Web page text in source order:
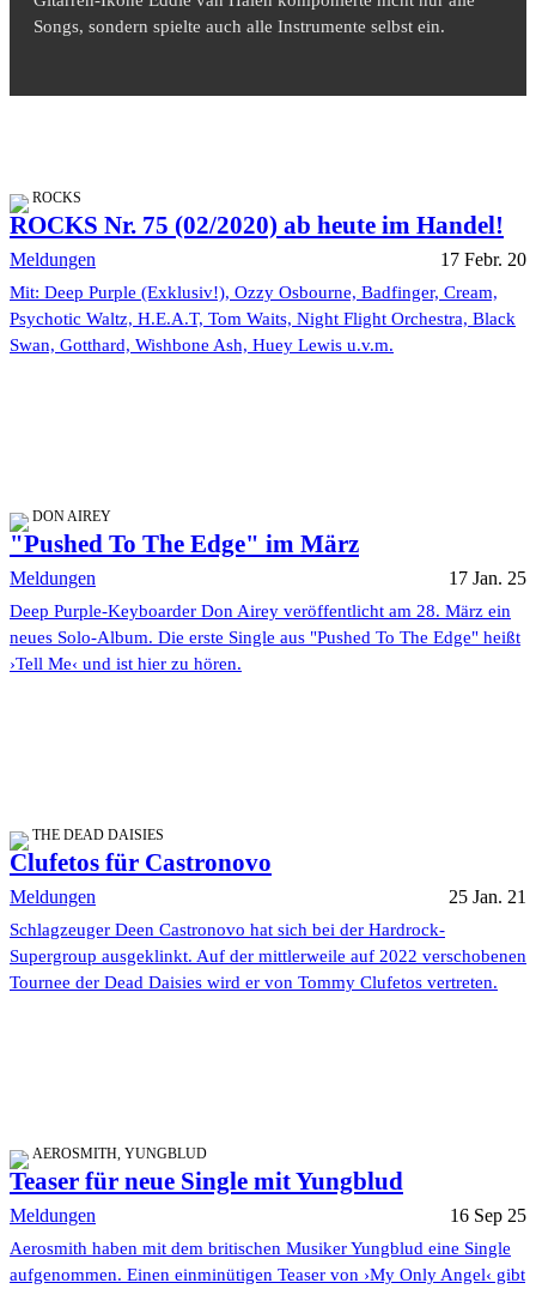
Songs, sondern spielte auch alle Instrumente selbst ein.
ROCKS
ROCKS Nr. 75 (02/2020) ab heute im Handel!
Meldungen 17 Febr. 20
Mit: Deep Purple (Exklusiv!), Ozzy Osbourne, Badfinger, Cream,
Psychotic Waltz, H.E.A.T, Tom Waits, Night Flight Orchestra, Black
Swan, Gotthard, Wishbone Ash, Huey Lewis u.v.m.
DON AIREY
"Pushed To The Edge" im März
Meldungen 17 Jan. 25
Deep Purple-Keyboarder Don Airey veröffentlicht am 28. März ein
neues Solo-Album. Die erste Single aus "Pushed To The Edge" heißt
›Tell Me‹ und ist hier zu hören.
THE DEAD DAISIES
Clufetos für Castronovo
Meldungen 25 Jan. 21
Schlagzeuger Deen Castronovo hat sich bei der Hardrock-
Supergroup ausgeklinkt. Auf der mittlerweile auf 2022 verschobenen
Tournee der Dead Daisies wird er von Tommy Clufetos vertreten.
AEROSMITH, YUNGBLUD
Teaser für neue Single mit Yungblud
Meldungen 16 Sep 25
Aerosmith haben mit dem britischen Musiker Yungblud eine Single
aufgenommen. Einen einminütigen Teaser von ›My Only Angel‹ gibt